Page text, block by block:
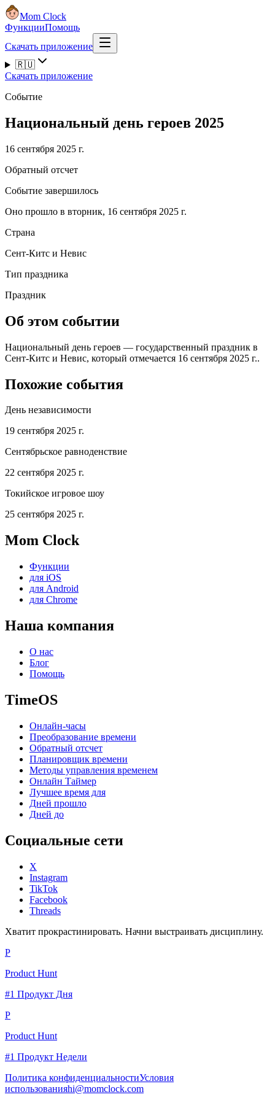
Mom Clock
ФункцииПомощь
Скачать приложение
🇷🇺
Скачать приложение
Событие
Национальный день героев 2025
16 сентября 2025 г.
Обратный отсчет
Событие завершилось
Оно прошло в вторник, 16 сентября 2025 г.
Страна
Сент-Китс и Невис
Тип праздника
Праздник
Об этом событии
Национальный день героев — государственный праздник в
Сент-Китс и Невис, который отмечается 16 сентября 2025 г..
Похожие события
День независимости
19 сентября 2025 г.
Сентябрьское равноденствие
22 сентября 2025 г.
Токийское игровое шоу
25 сентября 2025 г.
Mom Clock
Функции
для iOS
для Android
для Chrome
Наша компания
О нас
Блог
Помощь
TimeOS
Онлайн-часы
Преобразование времени
Обратный отсчет
Планировщик времени
Методы управления временем
Онлайн Таймер
Лучшее время для
Дней прошло
Дней до
Социальные сети
X
Instagram
TikTok
Facebook
Threads
Хватит прокрастинировать. Начни выстраивать дисциплину.
P
Product Hunt
#1 Продукт Дня
P
Product Hunt
#1 Продукт Недели
Политика конфиденциальностиУсловия
использованияhi@momclock.com